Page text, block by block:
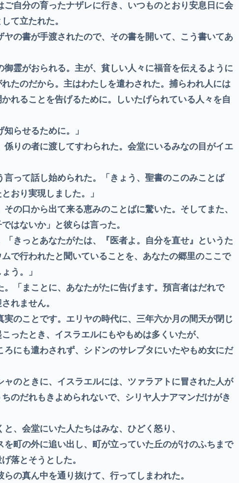
ご自分の育ったナザレに行き、いつものとおり安息日に会
て立たれた。
ヤの書が手渡されたので、その書を開いて、こう書いてあ
御霊がおられる。主が、貧しい人々に福音を伝えるように
たのだから。主はわたしを遣わされた。捕らわれ人には
れることを告げるために。しいたげられている人々を自
らせるために。」
係りの者に渡してすわられた。会堂にいるみなの目がイエ
言って話し始められた。「きょう、聖書のこのみことば
おり実現しました。」
の口から出て来る恵みのことばに驚いた。そしてまた、
はないか」と彼らは言った。
「きっとあなたがたは、『医者よ。自分を直せ』というた
で行われたと聞いていることを、あなたの郷里のここで
う。」
。「まことに、あなたがたに告げます。預言者はだれで
れません。
実のことです。エリヤの時代に、三年六か月の間天が閉じ
ったとき、イスラエルにもやもめは多くいたが、
ろにも遣わされず、シドンのサレプタにいたやもめ女にだ
ャのときに、イスラエルには、ツァラアトに冒された人が
のだれもきよめられないで、シリヤ人ナアマンだけがき
と、会堂にいた人たちはみな、ひどく怒り、
を町の外に追い出し、町が立っていた丘のがけのふちまで
落とそうとした。
らの真ん中を通り抜けて、行ってしまわれた。